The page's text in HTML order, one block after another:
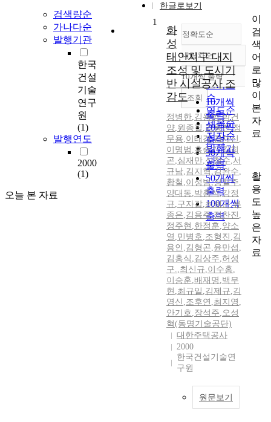
검색량순
가나다순
발행기관
한국
건설
기술
연구
원
(1)
발행연도
2000
(1)
오늘 본 자료
한글로보기
정확도순
정확도
순
인기도
순
연도순
제목순
저자순
발행기
관순
내림차순
내림차순
10개씩 출력
10개씩
출력
20개씩
출력
30개씩
출력
50개씩
출력
100개씩
출력
조회
1
화
성
태안지구 대지
조성 및 도시기
반 시설공사 조
감도
정병한,김용범,박건
양,원종필 ,김동진,정
무용,이태경,김재신 ,
이명범 ,홍승기,김희
곤,심재만,신창수,서
규남,김지혁,김완수,
황철 ,이성범,정철주,
양대동,박홍석,강정
규,구자갑,최해곤,류
종은,김용주,정찬진 ,
정주현 ,한정훈,양소
열 ,민병호,조형진 ,김
용인 ,김형곤,윤만섭 ,
김홍식 ,김상주,허성
구.,최신규,이수홍,
이승훈,배재명 ,백무
현 ,최규일 ,김제규,김
영신 ,조후연 ,최지영 ,
안기호,장석주,오성
혁(동명기술공단)
대한주택공사
2000
한국건설기술연
구원
원문보기
이
검
색
어
로
많
이
본
자
료
활
용
도
높
은
자
료